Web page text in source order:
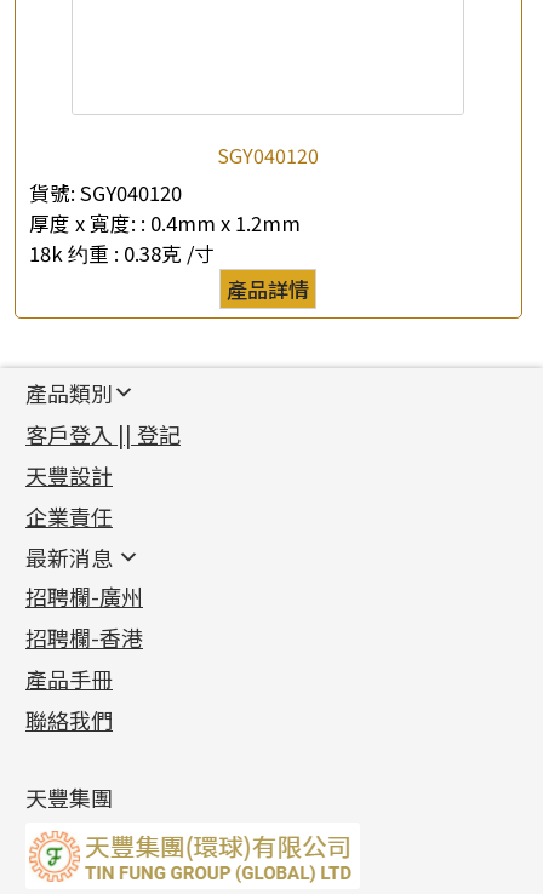
SGY040120
貨號: SGY040120
厚度 x 寬度: : 0.4mm x 1.2mm
18k 约重 : 0.38克 /寸
產品詳情
產品類別
新產品
足金系列
足金配件
機織鏈系列
珠仔鏈
镶口链
管狀網鏈
十字車花鏈系列
十字閃O鏈系列
十字錘打鏈系列
側身車花鏈系列
側身鏈系列
雙十字鏈系列
水波鏈系列
蛇骨鏈系列
鏈尾系列
首飾配件
耳環類配件
卷迫系列
螺絲迫系列
梅花迫系列
平臺迫系列
綫拍系列
美拍系列
耳環扣系列
耳綫/耳鈎系列
耳環爪頭
耳環
鏈類配件
動感車花吊墜
調節珠系列
生圈扣系列
龍蝦扣系列
鴨俐制系列
字母吊墜
相盒吊墜
項鏈吊墜
生肖吊墜
其他類配件
珠盤系列
袖口鈕系列
焊片及鐳射綫
空心車花管
珠類配件
無孔光身珠
空心光身珠
無孔批花珠
鑲口類
四爪頭系列
六爪頭系列
車花片
動感車花片
鑲口戒指
鑲口手鏈系列
首飾系列
手镯系列
戒指系列
空心耳環
空心车花管首饰链
空心手鐲系列
貴金屬原料
千足金
記憶金屬系列
記憶戒指
拉簧珠珠手鏈
記憶鈦手鐲
客戶登入 || 登記
天豐設計
企業責任
最新消息
最新消息
各項證書(2)
相片集(9)
展覽會資訊
最新產品資訊
招聘欄-廣州
招聘欄-香港
產品手冊
聯絡我們
天豐集團